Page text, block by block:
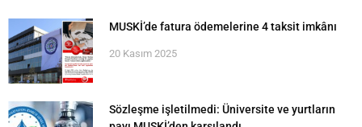
MUSKİ’de fatura ödemelerine 4 taksit imkânı
20 Kasım 2025
Sözleşme işletilmedi: Üniversite ve yurtların